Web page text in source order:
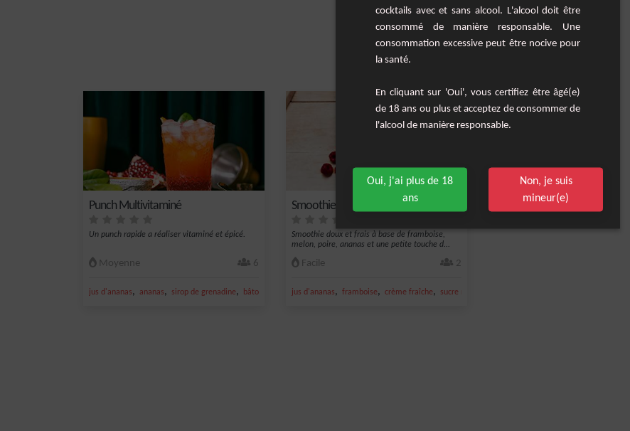
Punch Multivitaminé
Un punch rapide a réaliser vitaminé et épicé.
Moyenne 6
jus d'ananas, ananas, sirop de grenadine, bâton de cannelle,gingembre
Smoothie estivale aux 4 épices
Smoothie doux et frais à base de framboise,
melon, poire, ananas et une petite touche d...
Facile 2
jus d'ananas, framboise, crème fraîche, sucre roux
cocktails avec et sans alcool. L'alcool doit être
consommé de manière responsable. Une
consommation excessive peut être nocive pour
la santé.
En cliquant sur 'Oui', vous certifiez être âgé(e)
de 18 ans ou plus et acceptez de consommer de
l'alcool de manière responsable.
Oui, j'ai plus de 18
ans
Non, je suis
mineur(e)